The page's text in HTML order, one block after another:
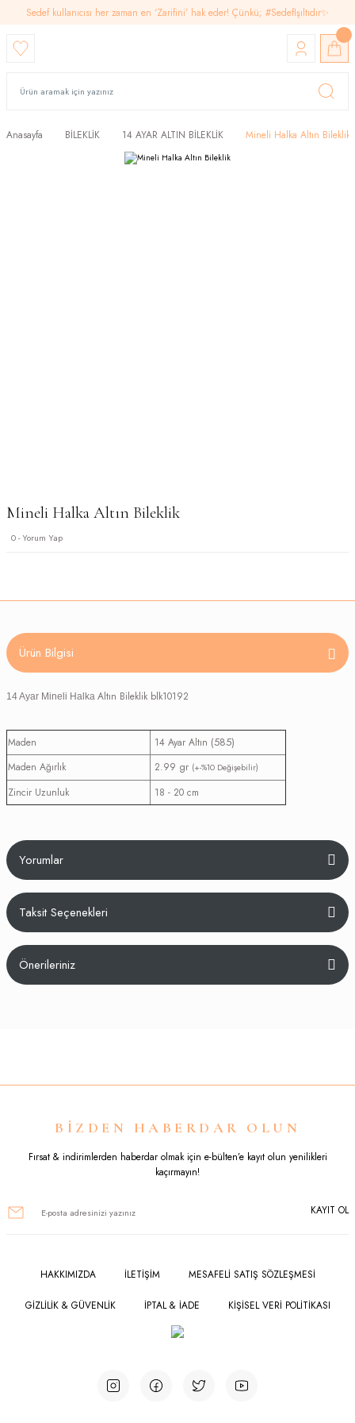
Sedef kullanıcısı her zaman en ‘Zarifini’ hak eder! Çünkü; #SedefIşıltıdır✨
Anasayfa BİLEKLİK 14 AYAR ALTIN BİLEKLİK Mineli Halka Altın Bileklik
Mineli Halka Altın Bileklik
0 - Yorum Yap
Ürün Bilgisi
14 Ayar Mineli Halka Altın Bileklik blk10192
Maden 14 Ayar Altın (585)
Maden Ağırlık 2.99 gr (+-%10 Değişebilir)
Zincir Uzunluk 18 - 20 cm
Yorumlar
Bu ürüne ilk yorumu siz yapın!
Taksit Seçenekleri
Önerileriniz
Ürün resmi kalitesiz, bozuk veya görüntülenemiyor.
Ürün açıklamasında eksik bilgiler bulunuyor.
Ürün fiyatı diğer sitelerden daha pahalı.
BİZDEN HABERDAR OLUN
Fırsat & indirimlerden haberdar olmak için e-bülten’e kayıt olun yenilikleri
kaçırmayın!
KAYIT OL
HAKKIMIZDA İLETİŞİM MESAFELİ SATIŞ SÖZLEŞMESİ
GİZLİLİK & GÜVENLİK İPTAL & İADE KİŞİSEL VERİ POLİTİKASI